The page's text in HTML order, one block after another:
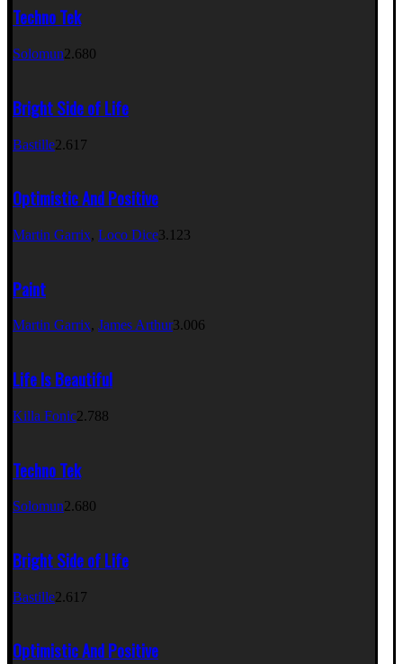
Techno Tek
Solomun2.680
Bright Side of Life
Bastille2.617
Optimistic And Positive
Martin Garrix, Loco Dice3.123
Paint
Martin Garrix, James Arthur3.006
Life Is Beautiful
Killa Fonic2.788
Techno Tek
Solomun2.680
Bright Side of Life
Bastille2.617
Optimistic And Positive